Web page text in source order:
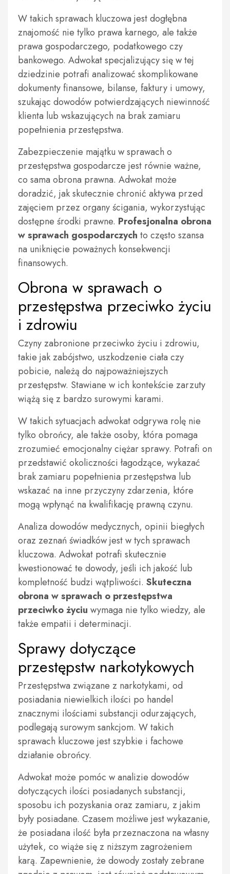
W takich sprawach kluczowa jest dogłębna
znajomość nie tylko prawa karnego, ale także
prawa gospodarczego, podatkowego czy
bankowego. Adwokat specjalizujący się w tej
dziedzinie potrafi analizować skomplikowane
dokumenty finansowe, bilanse, faktury i umowy,
szukając dowodów potwierdzających niewinność
klienta lub wskazujących na brak zamiaru
popełnienia przestępstwa.
Zabezpieczenie majątku w sprawach o
przestępstwa gospodarcze jest równie ważne,
co sama obrona prawna. Adwokat może
doradzić, jak skutecznie chronić aktywa przed
zajęciem przez organy ścigania, wykorzystując
dostępne środki prawne. Profesjonalna obrona
w sprawach gospodarczych to często szansa
na uniknięcie poważnych konsekwencji
finansowych.
Obrona w sprawach o
przestępstwa przeciwko życiu
i zdrowiu
Czyny zabronione przeciwko życiu i zdrowiu,
takie jak zabójstwo, uszkodzenie ciała czy
pobicie, należą do najpoważniejszych
przestępstw. Stawiane w ich kontekście zarzuty
wiążą się z bardzo surowymi karami.
W takich sytuacjach adwokat odgrywa rolę nie
tylko obrońcy, ale także osoby, która pomaga
zrozumieć emocjonalny ciężar sprawy. Potrafi on
przedstawić okoliczności łagodzące, wykazać
brak zamiaru popełnienia przestępstwa lub
wskazać na inne przyczyny zdarzenia, które
mogą wpłynąć na kwalifikację prawną czynu.
Analiza dowodów medycznych, opinii biegłych
oraz zeznań świadków jest w tych sprawach
kluczowa. Adwokat potrafi skutecznie
kwestionować te dowody, jeśli ich jakość lub
kompletność budzi wątpliwości. Skuteczna
obrona w sprawach o przestępstwa
przeciwko życiu wymaga nie tylko wiedzy, ale
także empatii i determinacji.
Sprawy dotyczące
przestępstw narkotykowych
Przestępstwa związane z narkotykami, od
posiadania niewielkich ilości po handel
znacznymi ilościami substancji odurzających,
podlegają surowym sankcjom. W takich
sprawach kluczowe jest szybkie i fachowe
działanie obrońcy.
Adwokat może pomóc w analizie dowodów
dotyczących ilości posiadanych substancji,
sposobu ich pozyskania oraz zamiaru, z jakim
były posiadane. Czasem możliwe jest wykazanie,
że posiadana ilość była przeznaczona na własny
użytek, co wiąże się z niższym zagrożeniem
karą. Zapewnienie, że dowody zostały zebrane